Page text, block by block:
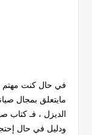
في حال كنت مهتم
مايتعلق بمجال
الديزل ، فـ كتاب
ودليل في حال